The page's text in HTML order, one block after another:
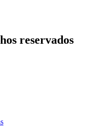
reservados